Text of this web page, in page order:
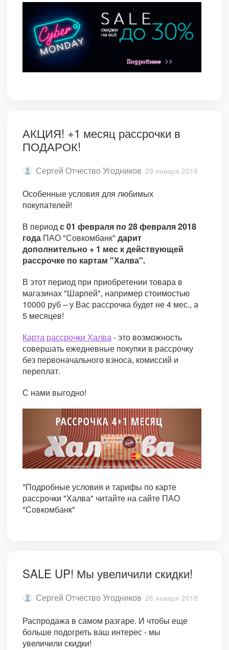
АКЦИЯ! +1 месяц рассрочки в
ПОДАРОК!
Сергей Отчество Угодников 29 января 2018
Особенные условия для любимых
покупателей!
В периодс 01 февраля по 28 февраля 2018
года ПАО "Совкомбанк" дарит
дополнительно + 1 мес к действующей
рассрочке по картам "Халва".
В этот период при приобретении товара в
магазинах "Шарпей", например стоимостью
10000 руб – у Вас рассрочка будет не 4 мес., а
5 месяцев!
Карта рассрочки Халва- это возможность
совершать ежедневные покупки в рассрочку
без первоначального взноса, комиссий и
переплат.
С нами выгодно!
*Подробные условия и тарифы по карте
рассрочки "Халва" читайте на сайте ПАО
"Совкомбанк"
SALE UP! Мы увеличили скидки!
Сергей Отчество Угодников 26 января 2018
Распродажа в самом разгаре. И чтобы еще
больше подогреть ваш интерес - мы
увеличили скидки!